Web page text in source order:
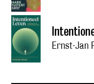
Ernst-Jan